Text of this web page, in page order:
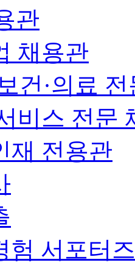
관
채용관
건·의료
비스 전문
재 전용관
험 서포터